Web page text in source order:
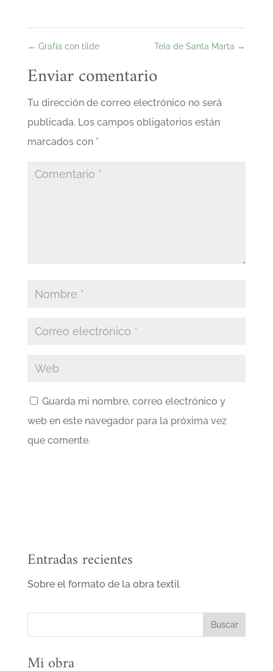
← Grafía con tilde Tela de Santa Marta →
Enviar comentario
Tu dirección de correo electrónico no será
publicada. Los campos obligatorios están
marcados con *
Guarda mi nombre, correo electrónico y
web en este navegador para la próxima vez
que comente.
Entradas recientes
Sobre el formato de la obra textil
Mi obra